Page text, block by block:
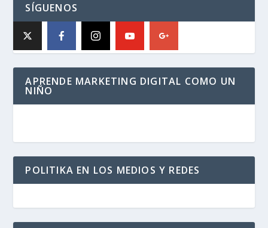
SÍGUENOS
APRENDE MARKETING DIGITAL COMO UN
NIÑO
POLITIKA EN LOS MEDIOS Y REDES